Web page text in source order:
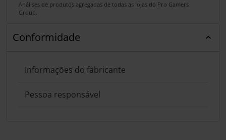
Análises de produtos agregadas de todas as lojas do Pro Gamers
Group.
Conformidade
Informações do fabricante
Pessoa responsável